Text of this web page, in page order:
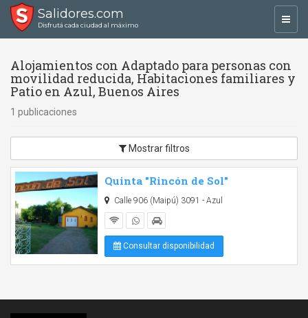
Salidores.com
Disfrutá cada ciudad al máximo
Alojamientos con Adaptado para personas con
movilidad reducida, Habitaciones familiares y
Patio en Azul, Buenos Aires
1 publicaciones
Mostrar filtros
Quinta "Rincón de Sol"
Calle 906 (Maipú) 3091 - Azul
Consultar disponibilidad